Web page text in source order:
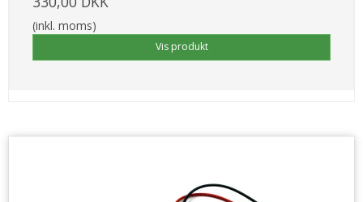
(inkl. moms)
Vis produkt